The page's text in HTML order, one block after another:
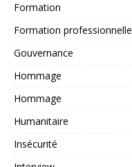
Formation
Formation professionnelle
Gouvernance
Hommage
Hommage
Humanitaire
Insécurité